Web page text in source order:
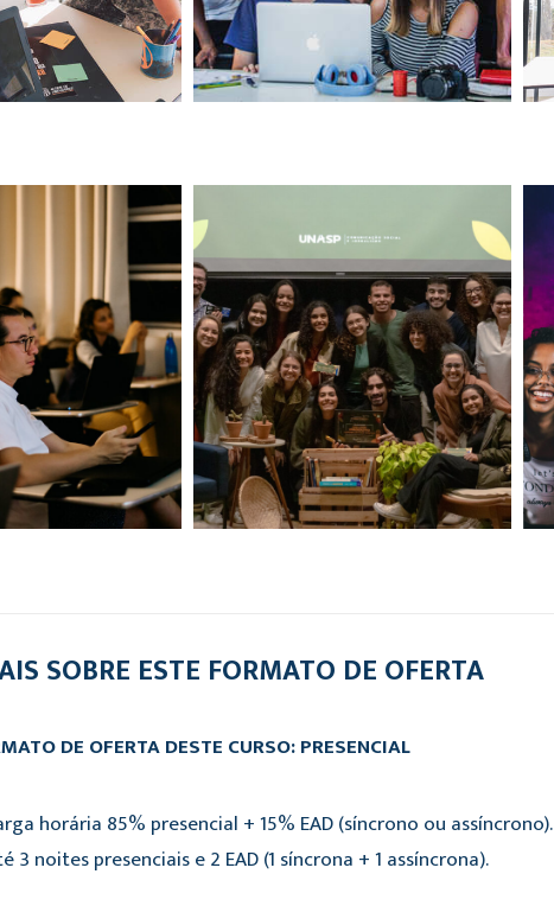
SOBRE ESTE FORMATO DE OFERTA
DE OFERTA DESTE CURSO: PRESENCIAL
horária 85% presencial + 15% EAD (síncrono ou assíncrono).
3 noites presenciais e 2 EAD (1 síncrona + 1 assíncrona).